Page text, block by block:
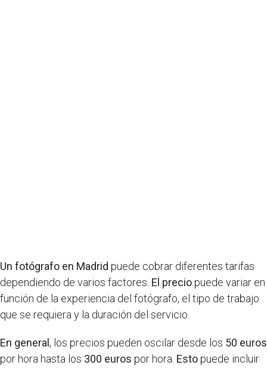
Un fotógrafo en Madrid puede cobrar diferentes tarifas
dependiendo de varios factores. El preciopuede variar en
función de la experiencia del fotógrafo, el tipo de trabajo
que se requiera y la duración del servicio.
En general , los precios pueden oscilar desde los 50 euros
por hora hasta los 300 euros por hora. Estopuede incluir